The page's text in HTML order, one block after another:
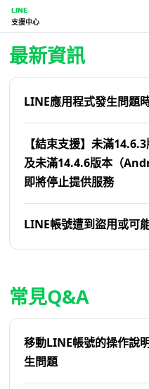
LINE
支援中心
首頁 | LINE支援中心
最新資訊
LINE應用程式發生問題
【結束支援】未滿
及未滿14.4.6版本（
即將停止提供服務
LINE帳號遭到盜用或可
常見Q&A
移動LINE帳號的操作說
生問題